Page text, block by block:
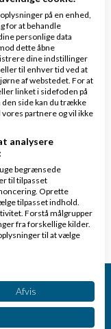
can do it. Tak
2011 15:20
forskel - du få
inde tror
Tilføj
på en enhed,
for at behandle
personlige data
dette åbne
dine indstillinger
til enhver tid ved at
af webstedet. For at
linket i sidefoden på
den side kan du trække
partnere og vil ikke
analysere
begrænsede
til tilpasset
Oprette
tilpasset indhold.
Forstå målgrupper
fra forskellige kilder.
til at vælge
Afvis